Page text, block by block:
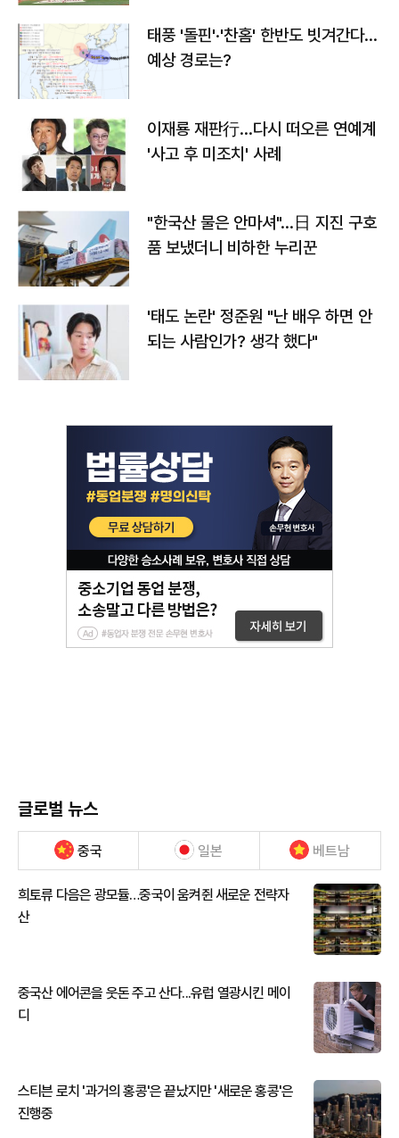
태풍 '돌핀'·'찬홈' 한반도 빗겨간다…
예상 경로는?
이재룡 재판行…다시 떠오른 연예계
'사고 후 미조치' 사례
"한국산 물은 안마셔"…日 지진 구호
품 보냈더니 비하한 누리꾼
'태도 논란' 정준원 "난 배우 하면 안
되는 사람인가? 생각 했다"
글로벌 뉴스
중국 일본 베트남
희토류 다음은 광모듈…중국이 움켜쥔 새로운 전략자
산
중국산 에어콘을 웃돈 주고 산다...유럽 열광시킨 메이
디
스티븐 로치 '과거의 홍콩'은 끝났지만 '새로운 홍콩'은
진행중